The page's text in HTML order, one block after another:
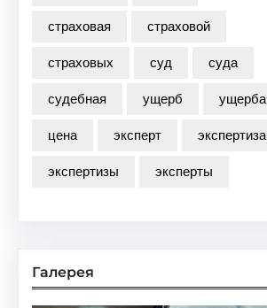
страховая
страховой
страховых
суд
суда
судебная
ущерб
ущерба
цена
эксперт
экспертиза
экспертизы
эксперты
Галерея